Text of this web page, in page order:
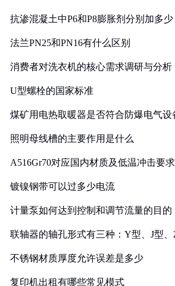
抗渗混凝土中P6和P8膨胀剂分别加多少
法兰PN25和PN16有什么区别
消费者对洗衣机的核心需求调研与分析
U型螺栓的国家标准
煤矿用电热取暖器是否符合防爆电气设
照明母线槽的主要作用是什么
A516Gr70对应国内材质及低温冲击要
镀镍钢带可以过多少电流
计量泵如何达到控制和调节流量的目的
联轴器的轴孔形式有三种：Y型、J型、
不锈钢材质厚度允许误差是多少
复印机出租有哪些常见模式